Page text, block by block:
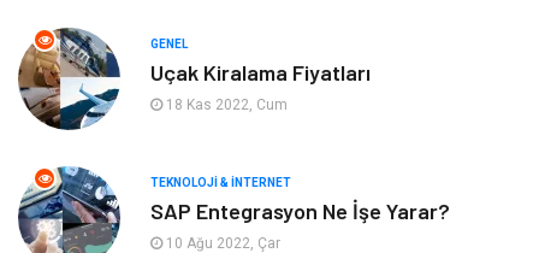
Organizasyon
Astroloji Aksesuar
Mobilya diş sağlığı
Bebek Giyim
GENEL
Uçak Kiralama Fiyatları
18 Kas 2022, Cum
TEKNOLOJI & İNTERNET
SAP Entegrasyon Ne İşe Yarar?
10 Ağu 2022, Çar